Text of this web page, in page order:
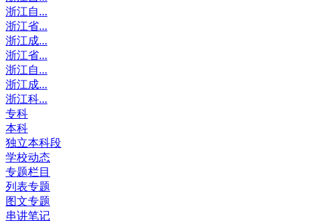
浙江自...
浙江省...
浙江成...
浙江省...
浙江自...
浙江成...
浙江科...
专科
本科
独立本科段
学校动态
专题栏目
列表专题
图文专题
串讲笔记